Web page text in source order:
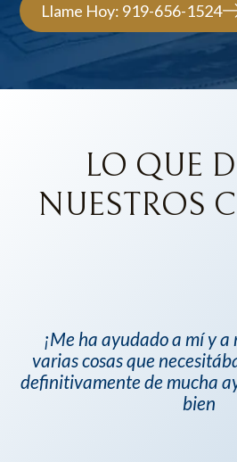
Llame Hoy: 919-656-1524
LO QUE
NUESTROS
¡Me ha ayudado a mí y
varias cosas que
definitivamente de mucha
bien